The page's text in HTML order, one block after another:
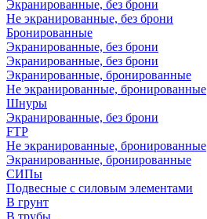
Экранированные, без брони
Не экранированные, без брони
Бронированные
Экранированные, без брони
Экранированные, без брони
Экранированные, бронированные
Не экранированные, бронированные
Шнуры
Экранированные, без брони
FTP
Не экранированные, бронированные
Экранированные, бронированные
СИПы
Подвесные с силовым элементами
В грунт
В трубы